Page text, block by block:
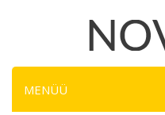
MENÜÜ